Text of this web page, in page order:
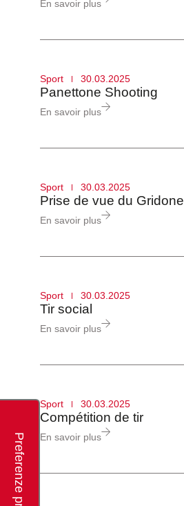
En savoir plus
Sport 30.03.2025
Panettone Shooting
En savoir plus
Sport 30.03.2025
Prise de vue du Gridone
En savoir plus
Sport 30.03.2025
Tir social
En savoir plus
Sport 30.03.2025
Compétition de tir
En savoir plus